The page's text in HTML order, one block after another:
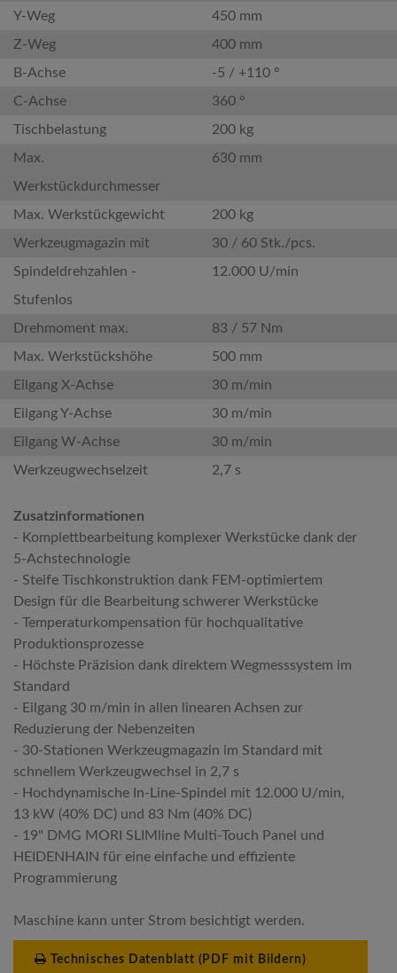
Y-Weg
450 mm
Z-Weg
400 mm
B-Achse
-5 / +110 °
C-Achse
360 °
Tischbelastung
200 kg
Max.
Werkstückdurchmesser
630 mm
Max. Werkstückgewicht
200 kg
Werkzeugmagazin mit
30 / 60 Stk./pcs.
Spindeldrehzahlen -
Stufenlos
12.000 U/min
Drehmoment max.
83 / 57 Nm
Max. Werkstückshöhe
500 mm
Eilgang X-Achse
30 m/min
Eilgang Y-Achse
30 m/min
Eilgang W-Achse
30 m/min
Werkzeugwechselzeit
2,7 s
Zusatzinformationen
- Komplettbearbeitung komplexer Werkstücke dank der
5-Achstechnologie
- Steife Tischkonstruktion dank FEM-optimiertem
Design für die Bearbeitung schwerer Werkstücke
- Temperaturkompensation für hochqualitative
Produktionsprozesse
- Höchste Präzision dank direktem Wegmesssystem im
Standard
- Eilgang 30 m/min in allen linearen Achsen zur
Reduzierung der Nebenzeiten
- 30-Stationen Werkzeugmagazin im Standard mit
schnellem Werkzeugwechsel in 2,7 s
- Hochdynamische In-Line-Spindel mit 12.000 U/min,
13 kW (40% DC) und 83 Nm (40% DC)
- 19" DMG MORI SLIMline Multi-Touch Panel und
HEIDENHAIN für eine einfache und effiziente
Programmierung
Maschine kann unter Strom besichtigt werden.
Technisches Datenblatt (PDF mit Bildern)